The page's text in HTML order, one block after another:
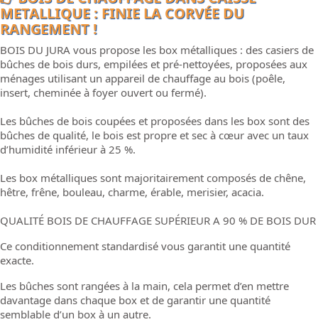
METALLIQUE : FINIE LA CORVÉE DU
RANGEMENT !
BOIS DU JURA vous propose les box métalliques : des casiers de
bûches de bois durs, empilées et pré-nettoyées, proposées aux
ménages utilisant un appareil de chauffage au bois (poêle,
insert, cheminée à foyer ouvert ou fermé).
Les bûches de bois coupées et proposées dans les box sont des
bûches de qualité, le bois est propre et sec à cœur avec un taux
d’humidité inférieur à 25 %.
Les box métalliques sont majoritairement composés de chêne,
hêtre, frêne, bouleau, charme, érable, merisier, acacia.
QUALITÉ BOIS DE CHAUFFAGE SUPÉRIEUR A 90 % DE BOIS DUR
Ce conditionnement standardisé vous garantit une quantité
exacte.
Les bûches sont rangées à la main, cela permet d’en mettre
davantage dans chaque box et de garantir une quantité
semblable d’un box à un autre.